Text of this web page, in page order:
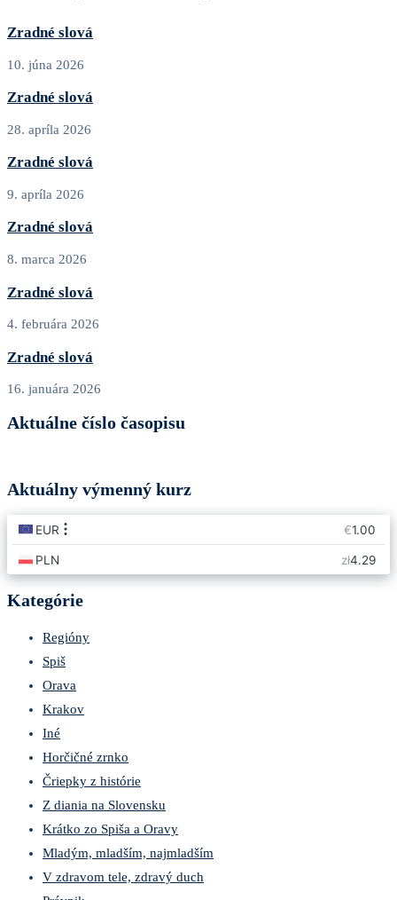
Zradné slová
10. júna 2026
Zradné slová
28. apríla 2026
Zradné slová
9. apríla 2026
Zradné slová
8. marca 2026
Zradné slová
4. februára 2026
Zradné slová
16. januára 2026
Aktuálne číslo časopisu
Aktuálny výmenný kurz
Kategórie
Regióny
Spiš
Orava
Krakov
Iné
Horčičné zrnko
Čriepky z histórie
Z diania na Slovensku
Krátko zo Spiša a Oravy
Mladým, mladším, najmladším
V zdravom tele, zdravý duch